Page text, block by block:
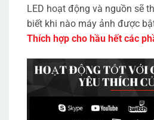
LED hoạt động và nguồn sẽ
biết khi nào máy ảnh được
Thích hợp cho hầu hết các